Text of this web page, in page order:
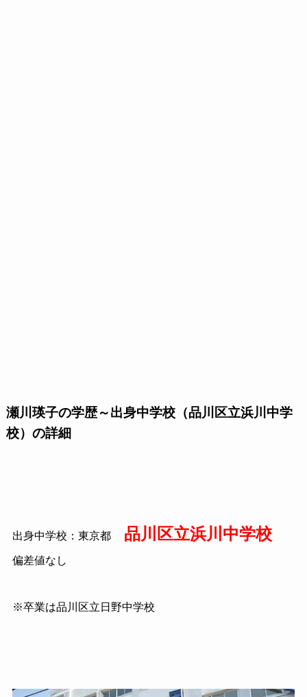
瀬川瑛子の学歴～出身中学校（品川区立浜川中学
校）の詳細
出身中学校：東京都 品川区立浜川中学校
偏差値なし
※卒業は品川区立日野中学校